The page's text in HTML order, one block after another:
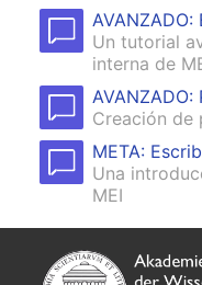
AVANZADO:
Un tutorial
interna de
AVANZADO:
Creación de
META:
Una
MEI